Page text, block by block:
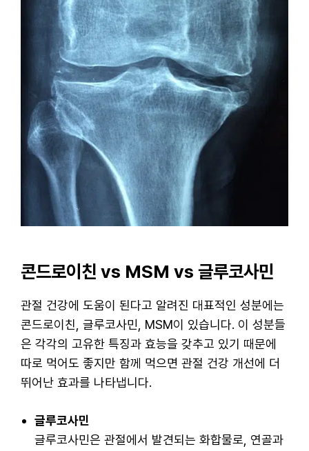
콘드로이친 vs MSM vs 글루코사민
관절 건강에 도움이 된다고 알려진 대표적인 성분에는
콘드로이친, 글루코사민, MSM이 있습니다. 이 성분들
은 각각의 고유한 특징과 효능을 갖추고 있기 때문에
따로 먹어도 좋지만 함께 먹으면 관절 건강 개선에 더
뛰어난 효과를 나타냅니다.
글루코사민
글루코사민은 관절에서 발견되는 화합물로, 연골과